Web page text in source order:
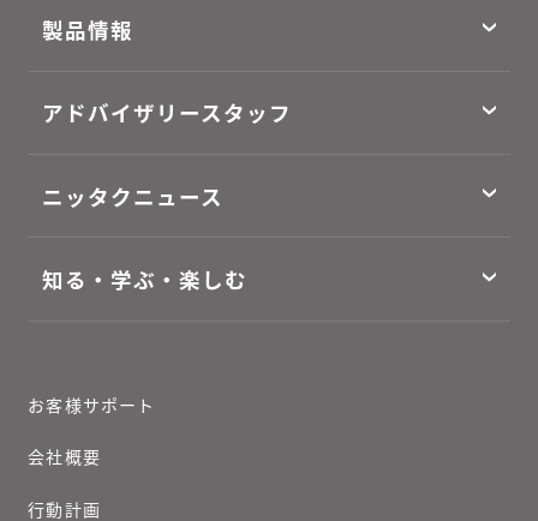
製品情報
アドバイザリースタッフ
ニッタクニュース
知る・学ぶ・楽しむ
お客様サポート
会社概要
行動計画